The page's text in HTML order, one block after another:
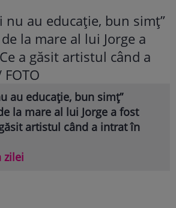
au educație, bun simț”
la mare al lui Jorge a fost
artistul când a intrat în
zilei